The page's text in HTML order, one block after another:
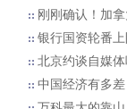
刚刚确认！加
银行国资轮番
北京约谈自媒
中国经济有多